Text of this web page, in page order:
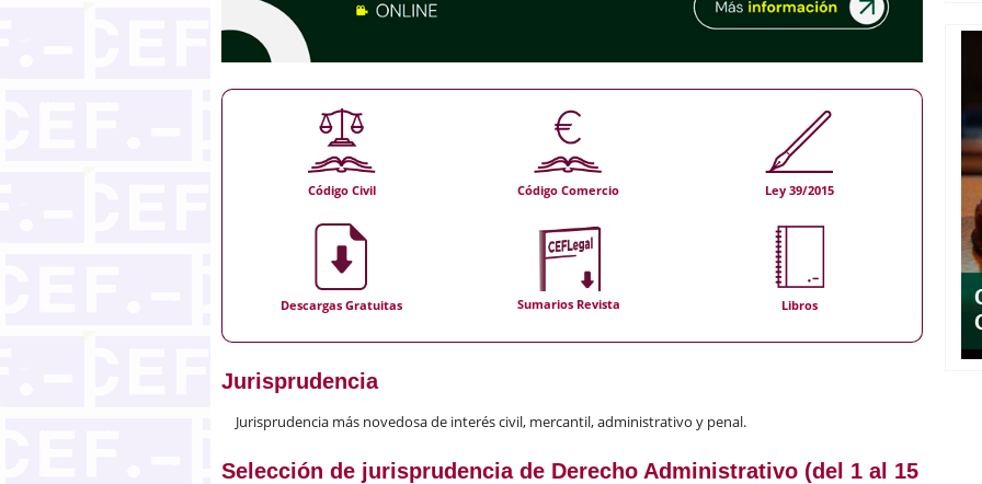
Código Civil Código Comercio Ley 39/2015
Descargas Gratuitas Sumarios Revista Libros
Jurisprudencia
Jurisprudencia más novedosa de interés civil, mercantil, administrativo y penal.
Selección de jurisprudencia de Derecho Administrativo (del 1 al 15